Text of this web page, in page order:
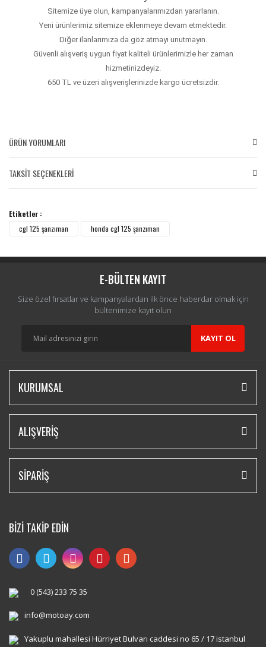
Sitemize üye olun, kampanyalarımızdan yararlanın.
Yeni ürünlerimiz sitemize eklenmeye devam etmektedir.
Diğer ilanlarımıza da göz atmayı unutmayın.
Güvenli alışveriş uygun fiyat kaliteli ürünlerimizle her zaman
hizmetinizdeyiz.
650 TL ve üzeri alışverişlerinizde kargo ücretsizdir.
ÜRÜN YORUMLARI
TAKSİT SEÇENEKLERİ
Etiketler :
cgl 125 şanzıman
honda cgl 125 şanzıman
E-BÜLTEN KAYIT
Size özel fırsatlar ve kampanyalardan ilk önce haberdar olmak için
bültenimize kayıt olun
KAYIT OL
KURUMSAL
ALIŞVERİŞ
SİPARİŞ
BİZİ TAKİP EDİN
0 (543) 233 75 35
info@motoay.com
Yakuplu mahallesi Hürriyet Bulvarı caddesi no 65 / 17 istanbul